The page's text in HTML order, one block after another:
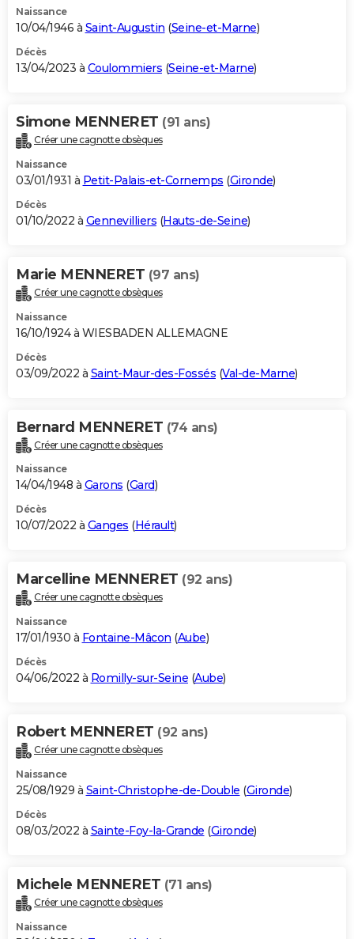
Naissance
10/04/1946 à Saint-Augustin (Seine-et-Marne)
Décès
13/04/2023 à Coulommiers (Seine-et-Marne)
Simone MENNERET (91 ans)
Créer une cagnotte obsèques
Naissance
03/01/1931 à Petit-Palais-et-Cornemps (Gironde)
Décès
01/10/2022 à Gennevilliers (Hauts-de-Seine)
Marie MENNERET (97 ans)
Créer une cagnotte obsèques
Naissance
16/10/1924 à WIESBADEN ALLEMAGNE
Décès
03/09/2022 à Saint-Maur-des-Fossés (Val-de-Marne)
Bernard MENNERET (74 ans)
Créer une cagnotte obsèques
Naissance
14/04/1948 à Garons (Gard)
Décès
10/07/2022 à Ganges (Hérault)
Marcelline MENNERET (92 ans)
Créer une cagnotte obsèques
Naissance
17/01/1930 à Fontaine-Mâcon (Aube)
Décès
04/06/2022 à Romilly-sur-Seine (Aube)
Robert MENNERET (92 ans)
Créer une cagnotte obsèques
Naissance
25/08/1929 à Saint-Christophe-de-Double (Gironde)
Décès
08/03/2022 à Sainte-Foy-la-Grande (Gironde)
Michele MENNERET (71 ans)
Créer une cagnotte obsèques
Naissance